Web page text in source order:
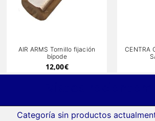
AIR ARMS Tornillo fijación
bípode
12,00€
CENTRA
Categoría sin productos